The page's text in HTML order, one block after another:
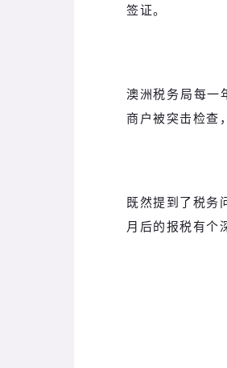
签证。
澳洲税务局每一
商户被突击检查
既然提到了税务
月后的报税有个